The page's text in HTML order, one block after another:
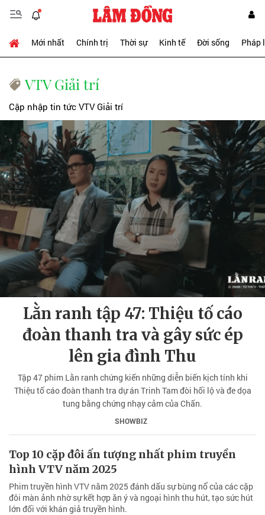
Mới nhất Chính trị Thời sự Kinh tế Đời sống Pháp
VTV Giải trí
Cập nhập tin tức VTV Giải trí
Lằn ranh tập 47: Thiệu tố cáo
đoàn thanh tra và gây sức ép
lên gia đình Thu
Tập 47 phim Lằn ranh chứng kiến những diễn biến kịch tính khi
Thiệu tố cáo đoàn thanh tra dự án Trinh Tam đòi hối lộ và đe dọa
tung bằng chứng nhạy cảm của Chấn.
SHOWBIZ
Top 10 cặp đôi ấn tượng nhất phim truyền
hình VTV năm 2025
Phim truyền hình VTV năm 2025 đánh dấu sự bùng nổ của các cặp
đôi màn ảnh nhờ sự kết hợp ăn ý và ngoại hình thu hút, tạo sức hút
lớn đối với khán giả truyền hình.